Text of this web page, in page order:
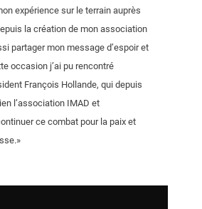
expérience sur le terrain auprès
la création de mon association
partager mon message d’espoir et
occasion j’ai pu rencontré
François Hollande, qui depuis
l’association IMAD et
ce combat pour la paix et